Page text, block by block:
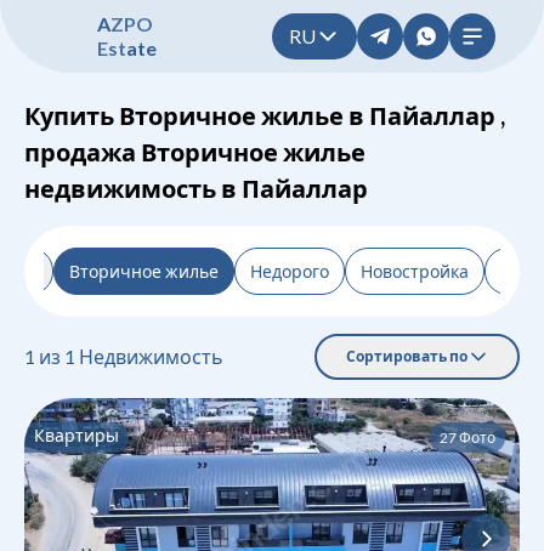
AZPO
Estate
RU
Купить Вторичное жилье в Пайаллар ,
продажа Вторичное жилье
недвижимость в Пайаллар
Вторичное жилье Недорого Новостройка
1 из 1 Недвижимость Сортировать по
Квартиры 27Фото